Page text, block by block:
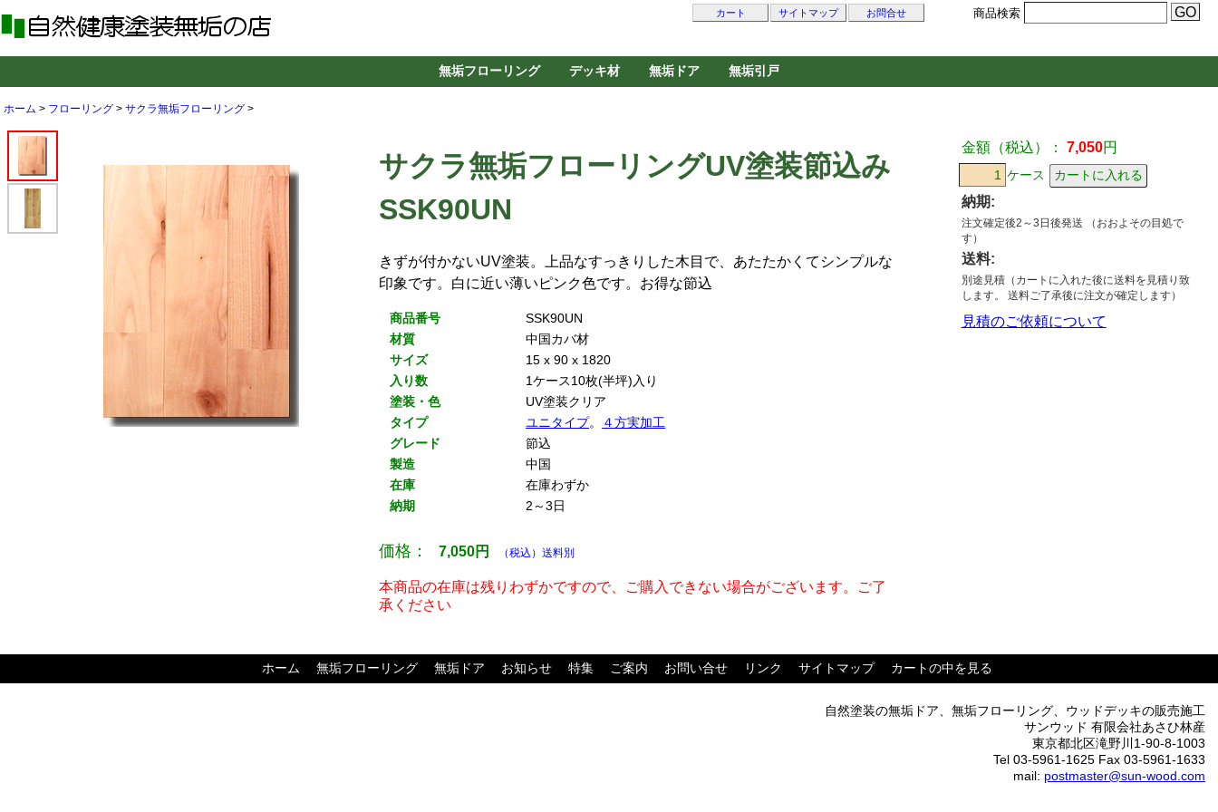
ホーム > フローリング > サクラ無垢フローリング >
サクラ無垢フローリングUV塗装節込み
SSK90UN
きずが付かないUV塗装。上品なすっきりした木目で、あたたかくてシンプルな
印象です。白に近い薄いピンク色です。お得な節込
商品番号
SSK90UN
材質
中国カバ材
サイズ
15 x 90 x 1820
入り数
1ケース10枚(半坪)入り
塗装・色
UV塗装クリア
タイプ
ユニタイプ。
４方実加工
グレード
節込
製造
中国
在庫
在庫わずか
納期
2～3日
価格： 7,050円 （税込）送料別
本商品の在庫は残りわずかですので、ご購入できない場合がございます。ご了
承ください
金額（税込）： 7,050円
ケース
納期:
注文確定後2～3日後発送 （おおよその目処で
す）
送料:
別途見積（カートに入れた後に送料を見積り致
します。 送料ご了承後に注文が確定します）
見積のご依頼について
カート サイトマップ お問合せ 商品検索
無垢フローリング デッキ材 無垢ドア 無垢引戸
ホーム 無垢フローリング 無垢ドア お知らせ 特集 ご案内 お問い合せ リンク サイトマップ カートの中を見る
自然塗装の無垢ドア、無垢フローリング、ウッドデッキの販売施工
サンウッド 有限会社あさひ林産
東京都北区滝野川1-90-8-1003
Tel 03-5961-1625 Fax 03-5961-1633
mail: postmaster@sun-wood.com